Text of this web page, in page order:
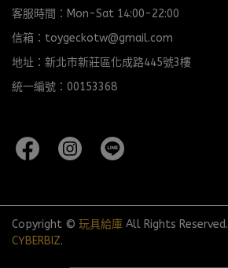
客服時間：Mon-Sat 14:00-22:00
信箱：toygeckotw@gmail.com
地址：新北市新莊區化成路445號3樓
統一編號：00153368
Copyright © 玩具給庫 All Rights Reserved.
CYBERBIZ.